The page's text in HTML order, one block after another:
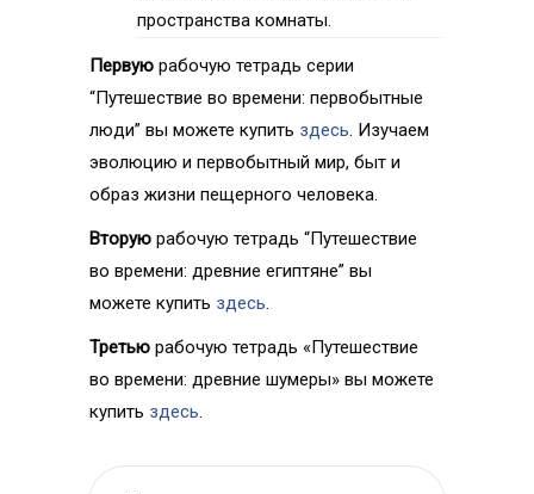
пространства комнаты.
Первую рабочую тетрадь серии
“Путешествие во времени: первобытные
люди” вы можете купить здесь. Изучаем
эволюцию и первобытный мир, быт и
образ жизни пещерного человека.
Вторую рабочую тетрадь “Путешествие
во времени: древние египтяне” вы
можете купить здесь.
Третью рабочую тетрадь «Путешествие
во времени: древние шумеры» вы можете
купить здесь.